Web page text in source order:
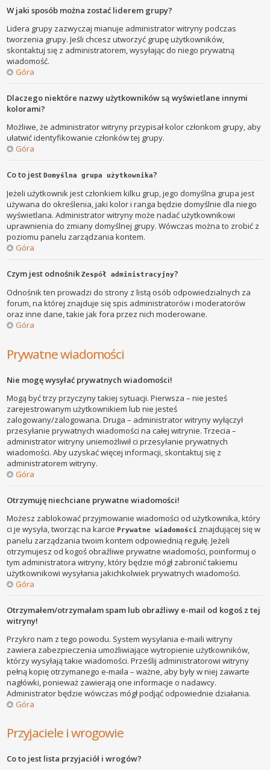
W jaki sposób można zostać liderem grupy?
Lidera grupy zazwyczaj mianuje administrator witryny podczas
tworzenia grupy. Jeśli chcesz utworzyć grupę użytkowników,
skontaktuj się z administratorem, wysyłając do niego prywatną
wiadomość.
Góra
Dlaczego niektóre nazwy użytkowników są wyświetlane innymi
kolorami?
Możliwe, że administrator witryny przypisał kolor członkom grupy, aby
ułatwić identyfikowanie członków tej grupy.
Góra
Co to jestDomyślna grupa użytkownika?
Jeżeli użytkownik jest członkiem kilku grup, jego domyślna grupa jest
używana do określenia, jaki kolor i ranga będzie domyślnie dla niego
wyświetlana. Administrator witryny może nadać użytkownikowi
uprawnienia do zmiany domyślnej grupy. Wówczas można to zrobić z
poziomu panelu zarządzania kontem.
Góra
Czym jest odnośnikZespół administracyjny?
Odnośnik ten prowadzi do strony z listą osób odpowiedzialnych za
forum, na której znajduje się spis administratorów i moderatorów
oraz inne dane, takie jak fora przez nich moderowane.
Góra
Prywatne wiadomości
Nie mogę wysyłać prywatnych wiadomości!
Mogą być trzy przyczyny takiej sytuacji. Pierwsza – nie jesteś
zarejestrowanym użytkownikiem lub nie jesteś
zalogowany/zalogowana. Druga – administrator witryny wyłączył
przesyłanie prywatnych wiadomości na całej witrynie. Trzecia –
administrator witryny uniemożliwił ci przesyłanie prywatnych
wiadomości. Aby uzyskać więcej informacji, skontaktuj się z
administratorem witryny.
Góra
Otrzymuję niechciane prywatne wiadomości!
Możesz zablokować przyjmowanie wiadomości od użytkownika, który
ci je wysyła, tworząc na karciePrywatne wiadomości znajdującej się w
panelu zarządzania twoim kontem odpowiednią regułę. Jeżeli
otrzymujesz od kogoś obraźliwe prywatne wiadomości, poinformuj o
tym administratora witryny, który będzie mógł zabronić takiemu
użytkownikowi wysyłania jakichkolwiek prywatnych wiadomości.
Góra
Otrzymałem/otrzymałam spam lub obraźliwy e-mail od kogoś z tej
witryny!
Przykro nam z tego powodu. System wysyłania e-maili witryny
zawiera zabezpieczenia umożliwiające wytropienie użytkowników,
którzy wysyłają takie wiadomości. Prześlij administratorowi witryny
pełną kopię otrzymanego e-maila – ważne, aby były w niej zawarte
nagłówki, ponieważ zawierają one informacje o nadawcy.
Administrator będzie wówczas mógł podjąć odpowiednie działania.
Góra
Przyjaciele i wrogowie
Co to jest lista przyjaciół i wrogów?